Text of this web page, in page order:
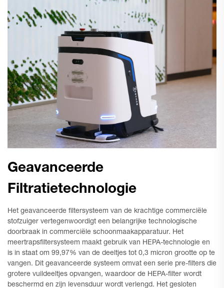
Geavanceerde
Filtratietechnologie
Het geavanceerde filtersysteem van de krachtige commerciële
stofzuiger vertegenwoordigt een belangrijke technologische
doorbraak in commerciële schoonmaakapparatuur. Het
meertrapsfiltersysteem maakt gebruik van HEPA-technologie en
is in staat om 99,97% van de deeltjes tot 0,3 micron grootte op te
vangen. Dit geavanceerde systeem omvat een serie pre-filters die
grotere vuildeeltjes opvangen, waardoor de HEPA-filter wordt
beschermd en zijn levensduur wordt verlengd. Het gesloten